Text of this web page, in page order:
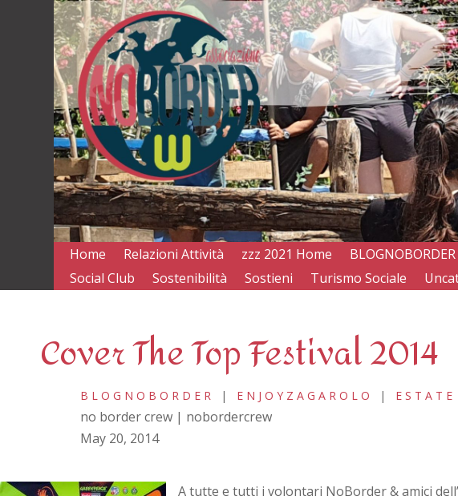
Home Relazioni Attività zzz 2021 Home BLOGNOBORDER
Social Club
Sostenibilità Sostieni Turismo Sociale
Cover The Top Festival 2014
BLOGNOBORDER | ENJOYZAGAROLO |
no border crew | nobordercrew
May 20, 2014
A tutte e tutti i volontari NoBorder & amici